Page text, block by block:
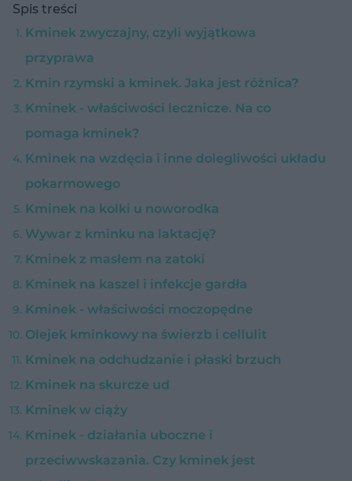
Spis treści
Kminek zwyczajny, czyli wyjątkowa
przyprawa
Kmin rzymski a kminek. Jaka jest różnica?
Kminek - właściwości lecznicze. Na co
pomaga kminek?
Kminek na wzdęcia i inne dolegliwości układu
pokarmowego
Kminek na kolki u noworodka
Wywar z kminku na laktację?
Kminek z masłem na zatoki
Kminek na kaszel i infekcje gardła
Kminek - właściwości moczopędne
Olejek kminkowy na świerzb i cellulit
Kminek na odchudzanie i płaski brzuch
Kminek na skurcze ud
Kminek w ciąży
Kminek - działania uboczne i
przeciwwskazania. Czy kminek jest